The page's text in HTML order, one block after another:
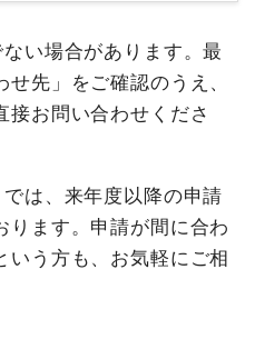
い場合があります。最
先」をご確認のうえ、
接お問い合わせくださ
では、来年度以降の申請
ります。申請が間に合わ
いう方も、お気軽にご相